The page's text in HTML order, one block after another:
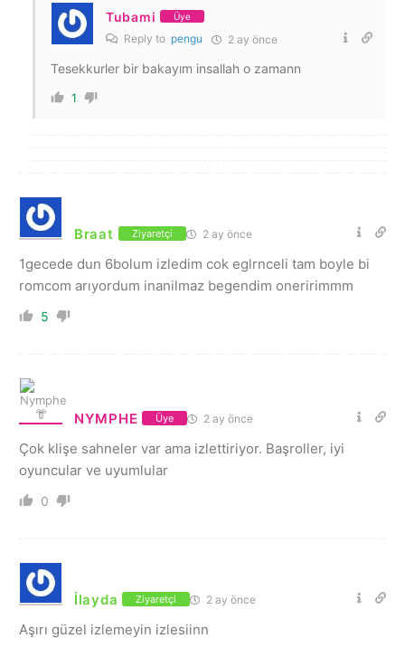
Tubami Üye
Reply to pengu 2 ay önce
Tesekkurler bir bakayım insallah o zamann
1
Braat Ziyaretçi 2 ay önce
1gecede dun 6bolum izledim cok eglrnceli tam boyle bi
romcom arıyordum inanilmaz begendim oneririmmm
5
NYMPHE Üye 2 ay önce
Çok klişe sahneler var ama izlettiriyor. Başroller, iyi
oyuncular ve uyumlular
0
İlayda Ziyaretçi 2 ay önce
Aşırı güzel izlemeyin izlesiinn